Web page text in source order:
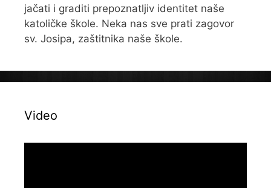
jačati i graditi prepoznatljiv identitet naše
katoličke škole. Neka nas sve prati zagovor
sv. Josipa, zaštitnika naše škole.
Video